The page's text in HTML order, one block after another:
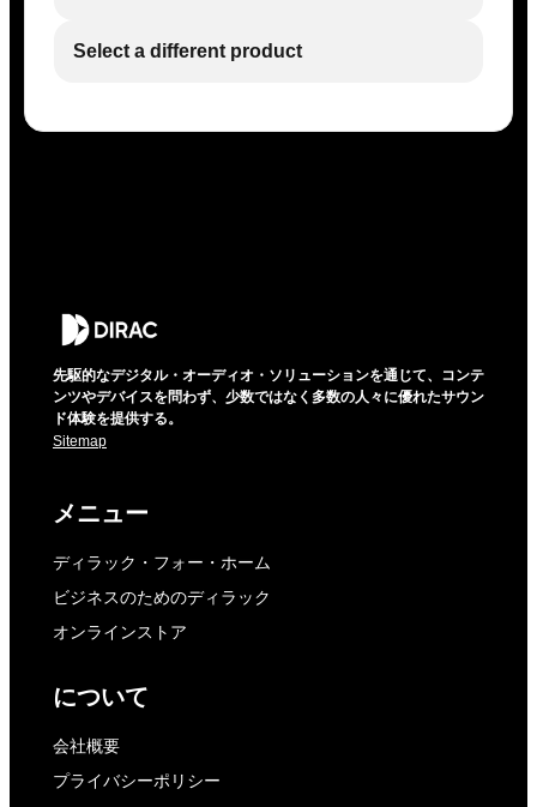
Select a different product
先駆的なデジタル・オーディオ・ソリューションを通じて、コンテ
ンツやデバイスを問わず、少数ではなく多数の人々に優れたサウン
ド体験を提供する。
Sitemap
メニュー
ディラック・フォー・ホーム
ビジネスのためのディラック
オンラインストア
について
会社概要
プライバシーポリシー